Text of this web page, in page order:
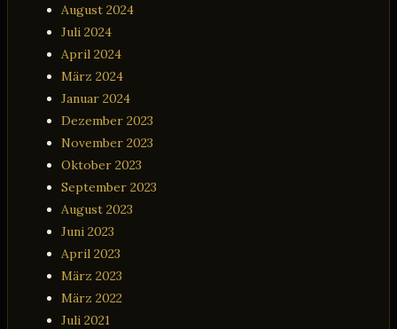
August 2024
Juli 2024
April 2024
März 2024
Januar 2024
Dezember 2023
November 2023
Oktober 2023
September 2023
August 2023
Juni 2023
April 2023
März 2023
März 2022
Juli 2021